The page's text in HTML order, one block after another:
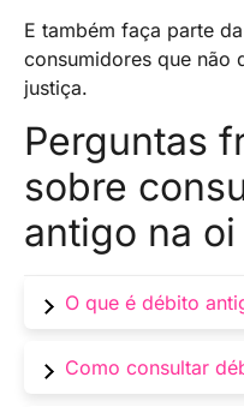
E também faça parte
consumidores que não
justiça.
Perguntas
sobre
antigo na oi
O que é débito
Débito antigo na
cliente com a
Como consultar